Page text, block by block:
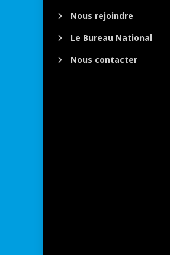
Nous rejoindre
Le Bureau National
Nous contacter